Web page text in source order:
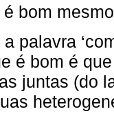
bom
palavra
é bom é
juntas (do